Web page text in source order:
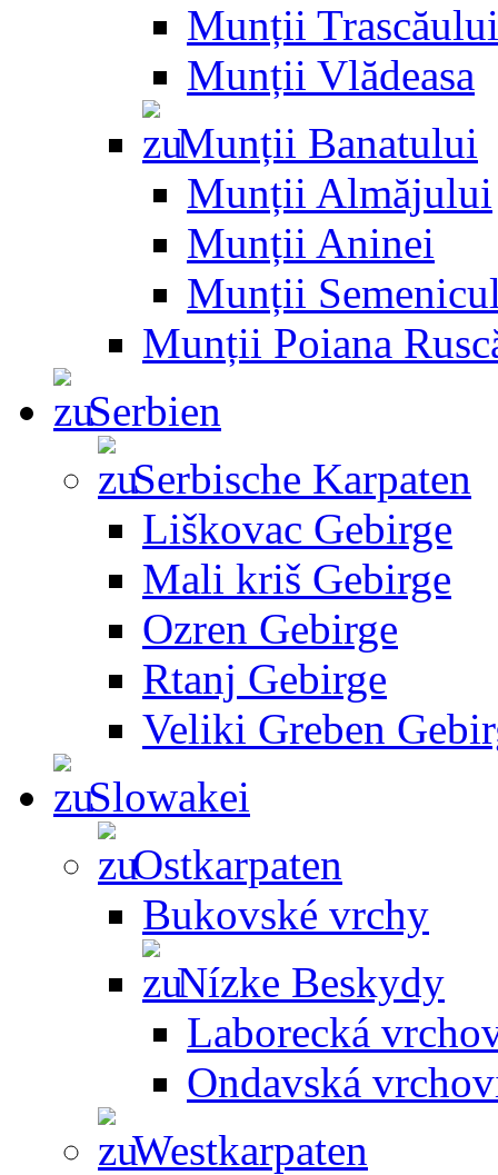
Munții Trascăului
Munții Vlădeasa
Munții Banatului
Munții Almăjului
Munții Aninei
Munții
Munții Poiana
Serbien
Serbische Karpaten
Liškovac Gebirge
Mali kriš Gebirge
Ozren Gebirge
Rtanj Gebirge
Veliki Greben
Slowakei
Ostkarpaten
Bukovské vrchy
Nízke Beskydy
Laborecká
Ondavská
Westkarpaten